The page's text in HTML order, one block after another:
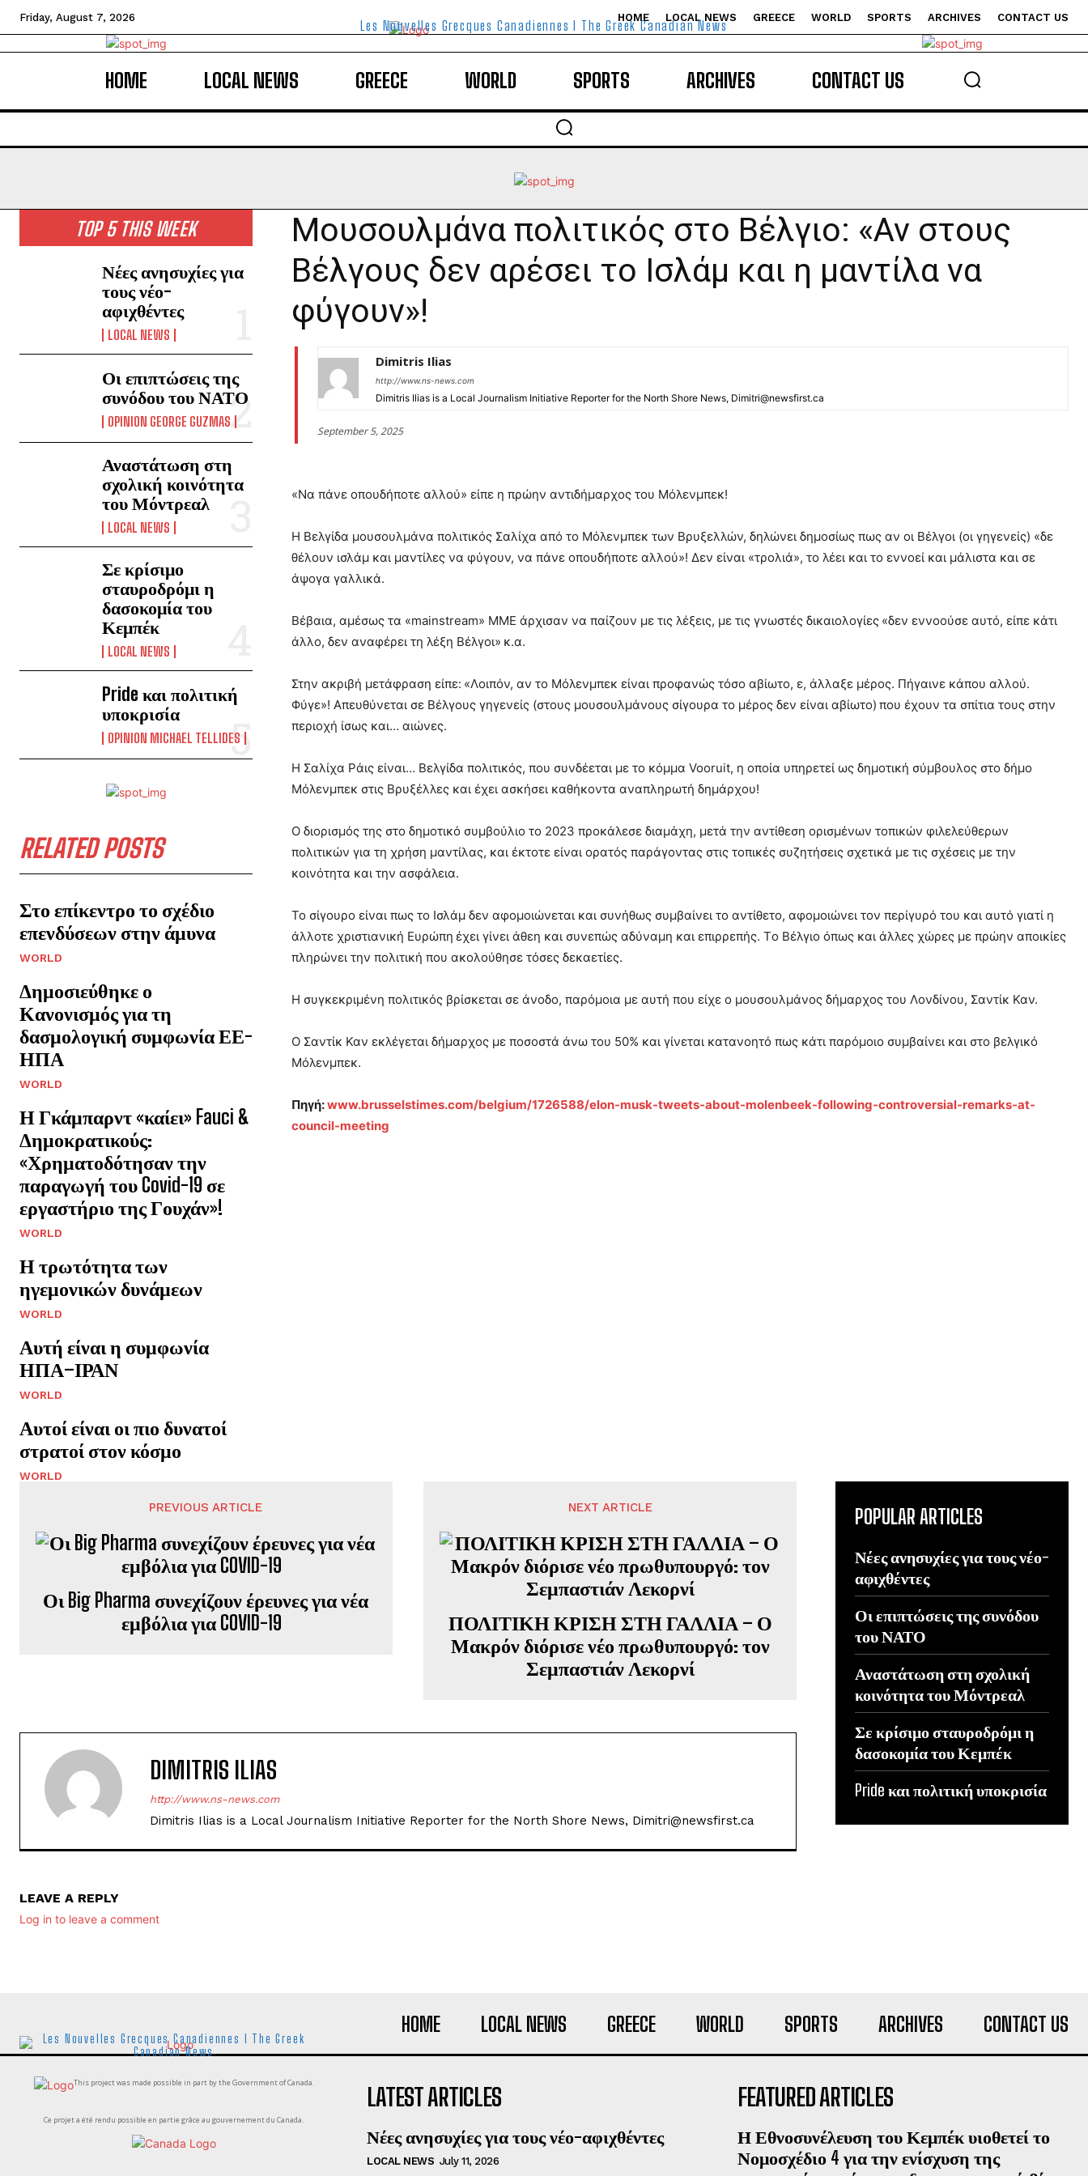
Friday, August 7, 2026 HOME LOCAL NEWS GREECE WORLD SPORTS ARCHIVES CONTACT US
Les Nouvelles Grecques Canadiennes I The Greek Canadian News
HOME LOCAL NEWS GREECE WORLD SPORTS ARCHIVES CONTACT US
TOP 5 THIS WEEK
Νέες ανησυχίες για
τους νέο-
αφιχθέντες
LOCAL NEWS
Οι επιπτώσεις της
συνόδου του ΝΑΤΟ
OPINION GEORGE GUZMAS
Αναστάτωση στη
σχολική κοινότητα
του Μόντρεαλ
LOCAL NEWS
Σε κρίσιμο
σταυροδρόμι η
δασοκομία του
Κεμπέκ
LOCAL NEWS
Pride και πολιτική
υποκρισία
OPINION MICHAEL TELLIDES
RELATED POSTS
Στο επίκεντρο το σχέδιο
επενδύσεων στην άμυνα
WORLD
Δημοσιεύθηκε ο
Κανονισμός για τη
δασμολογική συμφωνία ΕΕ-
ΗΠΑ
WORLD
Η Γκάμπαρντ «καίει» Fauci &
Δημοκρατικούς:
«Χρηματοδότησαν την
παραγωγή του Covid-19 σε
εργαστήριο της Γουχάν»!
WORLD
Η τρωτότητα των
ηγεμονικών δυνάμεων
WORLD
Αυτή είναι η συμφωνία
ΗΠΑ–ΙΡΑΝ
WORLD
Αυτοί είναι οι πιο δυνατοί
στρατοί στον κόσμο
WORLD
Μουσουλμάνα πολιτικός στο Βέλγιο: «Αν στους
Βέλγους δεν αρέσει το Ισλάμ και η μαντίλα να
φύγουν»!
Dimitris Ilias
http://www.ns-news.com
Dimitris Ilias is a Local Journalism Initiative Reporter for the North Shore News, Dimitri@newsfirst.ca
September 5, 2025
«Να πάνε οπουδήποτε αλλού» είπε η πρώην αντιδήμαρχος του Μόλενμπεκ!
Η Βελγίδα μουσουλμάνα πολιτικός Σαλίχα από το Μόλενμπεκ των Βρυξελλών, δηλώνει δημοσίως πως αν οι Βέλγοι (οι γηγενείς) «δε
θέλουν ισλάμ και μαντίλες να φύγουν, να πάνε οπουδήποτε αλλού»! Δεν είναι «τρολιά», το λέει και το εννοεί και μάλιστα και σε
άψογα γαλλικά.
Βέβαια, αμέσως τα «mainstream» ΜΜΕ άρχισαν να παίζουν με τις λέξεις, με τις γνωστές δικαιολογίες «δεν εννοούσε αυτό, είπε κάτι
άλλο, δεν αναφέρει τη λέξη Βέλγοι» κ.α.
Στην ακριβή μετάφραση είπε: «Λοιπόν, αν το Μόλενμπεκ είναι προφανώς τόσο αβίωτο, ε, άλλαξε μέρος. Πήγαινε κάπου αλλού.
Φύγε»! Απευθύνεται σε Βέλγους γηγενείς (στους μουσουλμάνους σίγουρα το μέρος δεν είναι αβίωτο) που έχουν τα σπίτια τους στην
περιοχή ίσως και… αιώνες.
Η Σαλίχα Ράις είναι… Βελγίδα πολιτικός, που συνδέεται με το κόμμα Vooruit, η οποία υπηρετεί ως δημοτική σύμβουλος στο δήμο
Μόλενμπεκ στις Βρυξέλλες και έχει ασκήσει καθήκοντα αναπληρωτή δημάρχου!
Ο διορισμός της στο δημοτικό συμβούλιο το 2023 προκάλεσε διαμάχη, μετά την αντίθεση ορισμένων τοπικών φιλελεύθερων
πολιτικών για τη χρήση μαντίλας, και έκτοτε είναι ορατός παράγοντας στις τοπικές συζητήσεις σχετικά με τις σχέσεις με την
κοινότητα και την ασφάλεια.
Το σίγουρο είναι πως το Ισλάμ δεν αφομοιώνεται και συνήθως συμβαίνει το αντίθετο, αφομοιώνει τον περίγυρό του και αυτό γιατί η
άλλοτε χριστιανική Ευρώπη έχει γίνει άθεη και συνεπώς αδύναμη και επιρρεπής. Tο Βέλγιο όπως και άλλες χώρες με πρώην αποικίες
πληρώνει την πολιτική που ακολούθησε τόσες δεκαετίες.
Η συγκεκριμένη πολιτικός βρίσκεται σε άνοδο, παρόμοια με αυτή που είχε ο μουσουλμάνος δήμαρχος του Λονδίνου, Σαντίκ Καν.
Ο Σαντίκ Καν εκλέγεται δήμαρχος με ποσοστά άνω του 50% και γίνεται κατανοητό πως κάτι παρόμοιο συμβαίνει και στο βελγικό
Μόλενμπεκ.
Πηγή:www.brusselstimes.com/belgium/1726588/elon-musk-tweets-about-molenbeek-following-controversial-remarks-at-
council-meeting
PREVIOUS ARTICLE
Οι Big Pharma συνεχίζουν έρευνες για νέα
εμβόλια για COVID-19
NEXT ARTICLE
ΠΟΛΙΤΙΚΗ ΚΡΙΣΗ ΣΤΗ ΓΑΛΛΙΑ – Ο
Μακρόν διόρισε νέο πρωθυπουργό: τον
Σεμπαστιάν Λεκορνί
DIMITRIS ILIAS
http://www.ns-news.com
Dimitris Ilias is a Local Journalism Initiative Reporter for the North Shore News, Dimitri@newsfirst.ca
LEAVE A REPLY
Log in to leave a comment
POPULAR ARTICLES
Νέες ανησυχίες για τους νέο-
αφιχθέντες
Οι επιπτώσεις της συνόδου
του ΝΑΤΟ
Αναστάτωση στη σχολική
κοινότητα του Μόντρεαλ
Σε κρίσιμο σταυροδρόμι η
δασοκομία του Κεμπέκ
Pride και πολιτική υποκρισία
HOME LOCAL NEWS GREECE WORLD SPORTS ARCHIVES CONTACT US
Les Nouvelles Grecques Canadiennes I The Greek
Canadian News
This project was made possible in part by the Government of Canada.
Ce projet a été rendu possible en partie grâce au gouvernement du Canada.
LATEST ARTICLES
Νέες ανησυχίες για τους νέο-αφιχθέντες
LOCAL NEWS July 11, 2026
FEATURED ARTICLES
Η Εθνοσυνέλευση του Κεμπέκ υιοθετεί το
Νομοσχέδιο 4 για την ενίσχυση της